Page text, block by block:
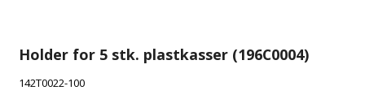
Holder for 5 stk. plastkasser (196C0004)
142T0022-100